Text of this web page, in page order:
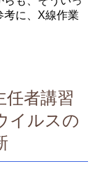
考に、X線作業
任者講習
イルスの